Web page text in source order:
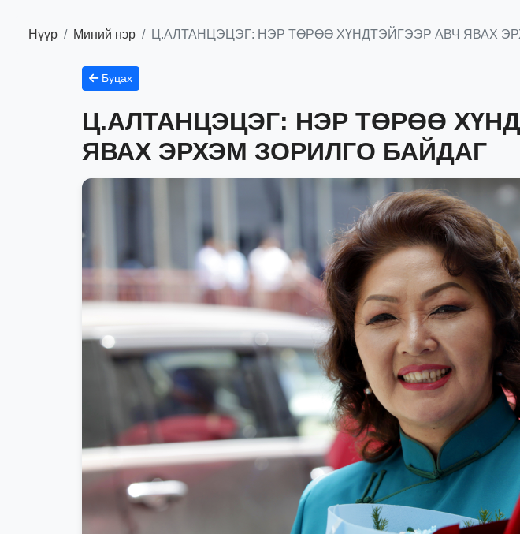
Нүүр Миний нэр Ц.АЛТАНЦЭЦЭГ: НЭР ТӨРӨӨ ХҮНДТЭЙГЭЭР АВЧ ЯВАХ
Буцах
Ц.АЛТАНЦЭЦЭГ: НЭР ТӨРӨӨ
ЯВАХ ЭРХЭМ ЗОРИЛГО БАЙДАГ